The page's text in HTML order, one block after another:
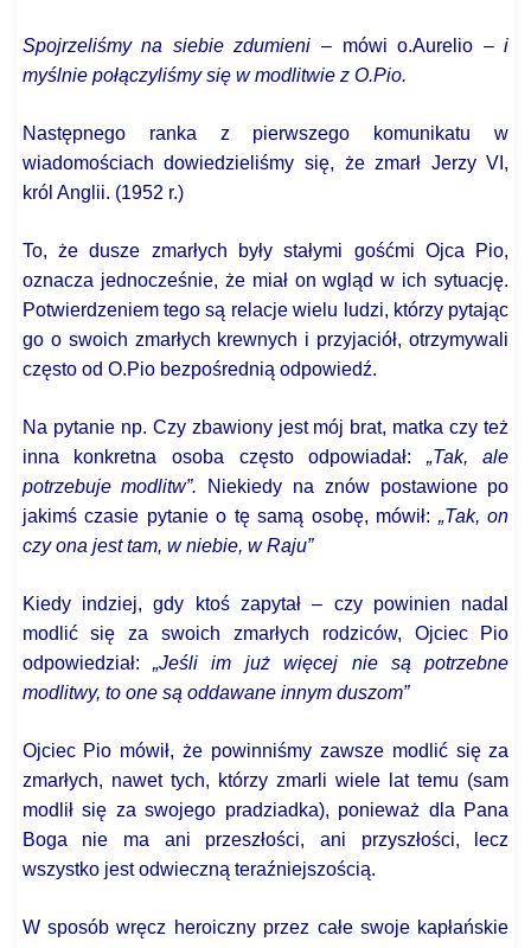
Spojrzeliśmy na siebie zdumieni – mówi o.Aurelio –i
myślnie połączyliśmy się w modlitwie z O.Pio.
Następnego ranka z pierwszego komunikatu w
wiadomościach dowiedzieliśmy się, że zmarł Jerzy VI,
król Anglii. (1952 r.)
To, że dusze zmarłych były stałymi gośćmi Ojca Pio,
oznacza jednocześnie, że miał on wgląd w ich sytuację.
Potwierdzeniem tego są relacje wielu ludzi, którzy pytając
go o swoich zmarłych krewnych i przyjaciół, otrzymywali
często od O.Pio bezpośrednią odpowiedź.
Na pytanie np. Czy zbawiony jest mój brat, matka czy też
inna konkretna osoba często odpowiadał: „Tak, ale
potrzebuje modlitw”. Niekiedy na znów postawione po
jakimś czasie pytanie o tę samą osobę, mówił: „Tak, on
czy ona jest tam, w niebie, w Raju”
Kiedy indziej, gdy ktoś zapytał – czy powinien nadal
modlić się za swoich zmarłych rodziców, Ojciec Pio
odpowiedział: „Jeśli im już więcej nie są potrzebne
modlitwy, to one są oddawane innym duszom”
Ojciec Pio mówił, że powinniśmy zawsze modlić się za
zmarłych, nawet tych, którzy zmarli wiele lat temu (sam
modlił się za swojego pradziadka), ponieważ dla Pana
Boga nie ma ani przeszłości, ani przyszłości, lecz
wszystko jest odwieczną teraźniejszością.
W sposób wręcz heroiczny przez całe swoje kapłańskie